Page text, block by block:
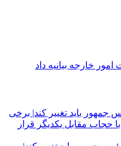
امور خارجه بیانیه داد
باید تغییر کند| برخی
حجاب مقابل یکدیگر قرار